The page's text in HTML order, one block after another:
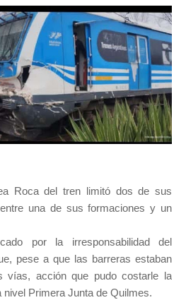
Roca del tren limitó dos de sus
una de sus formaciones y un
por la irresponsabilidad del
pese a que las barreras estaban
vías, acción que pudo costarle la
Primera Junta de Quilmes.